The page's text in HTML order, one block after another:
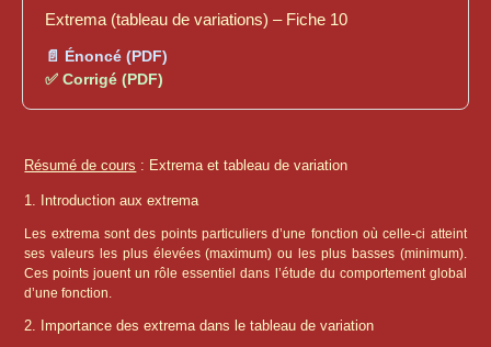
Extrema (tableau de variations) – Fiche 10
📄 Énoncé (PDF)
✅ Corrigé (PDF)
Résumé de cours : Extrema et tableau de variation
1. Introduction aux extrema
Les extrema sont des points particuliers d’une fonction où celle-ci atteint
ses valeurs les plus élevées (maximum) ou les plus basses (minimum).
Ces points jouent un rôle essentiel dans l’étude du comportement global
d’une fonction.
2. Importance des extrema dans le tableau de variation